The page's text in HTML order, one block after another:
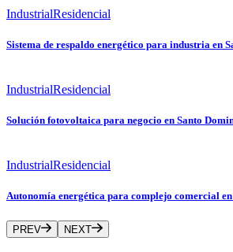
IndustrialResidencial
Sistema de respaldo energético para industria en
IndustrialResidencial
Solución fotovoltaica para negocio en Santo
IndustrialResidencial
Autonomía energética para complejo comercial
PREV NEXT